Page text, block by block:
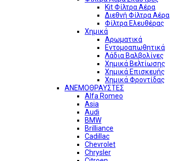
Kit Φίλτρα Αέρα
Διεθνή Φίλτρα Αέρα
Φίλτρα Ελευθέρας
Χημικά
Αρωματικά
Εντομοαπωθητικά
Λάδια Βαλβολίνες
Χημικά Βελτίωσης
Χημικά Επισκευής
Χημικά Φροντίδας
ΑΝΕΜΟΘΡΑΥΣΤΕΣ
Alfa Romeo
Asia
Audi
BMW
Brilliance
Cadillac
Chevrolet
Chrysler